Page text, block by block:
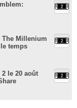
The Millenium
temps
le 20 août